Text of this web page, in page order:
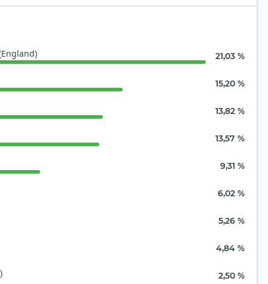
21,03 %
15,20 %
13,82 %
13,57 %
9,31 %
6,02 %
5,26 %
4,84 %
2,50 %